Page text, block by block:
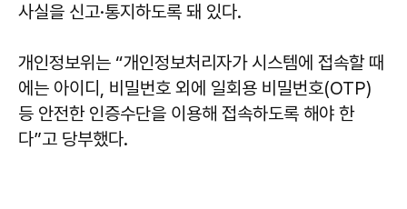
사실을 신고·통지하도록 돼 있다.
개인정보위는 “개인정보처리자가 시스템에 접속할 때
에는 아이디, 비밀번호 외에 일회용 비밀번호(OTP)
등 안전한 인증수단을 이용해 접속하도록 해야 한
다”고 당부했다.